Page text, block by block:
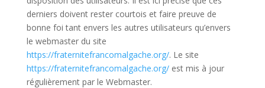
derniers doivent rester courtois et faire preuve de
bonne foi tant envers les autres utilisateurs qu’envers
le webmaster du site
https://fraternitefrancomalgache.org/. Le site
https://fraternitefrancomalgache.org/est mis à jour
régulièrement par le Webmaster.